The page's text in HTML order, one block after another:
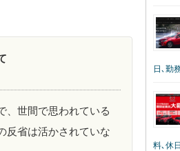
、世間で思われている
反省は活かされていな
日､勤
料､休